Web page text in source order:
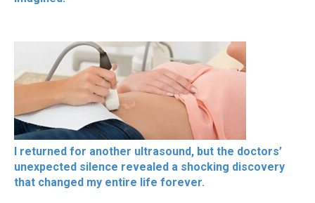
I returned for another ultrasound, but the doctors’
unexpected silence revealed a shocking discovery
that changed my entire life forever.